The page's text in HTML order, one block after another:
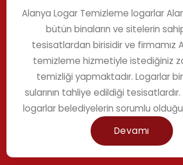
Alanya Logar Temizleme logarlar
bütün binaların ve sitelerin
tesisatlardan birisidir ve firmamız
temizleme hizmetiyle istediğiniz
temizliği yapmaktadır. Logarlar
sularının tahliye edildiği
logarlar belediyelerin sorumlu olduğu
Devamı